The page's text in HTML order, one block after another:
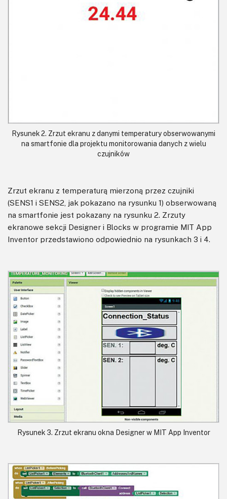
Rysunek 2. Zrzut ekranu z danymi temperatury obserwowanymi
na smartfonie dla projektu monitorowania danych z wielu
czujników
Zrzut ekranu z temperaturą mierzoną przez czujniki
(SENS1 i SENS2, jak pokazano na rysunku 1) obserwowaną
na smartfonie jest pokazany na rysunku 2. Zrzuty
ekranowe sekcji Designer i Blocks w programie MIT App
Inventor przedstawiono odpowiednio na rysunkach 3 i 4.
Rysunek 3. Zrzut ekranu okna Designer w MIT App Inventor